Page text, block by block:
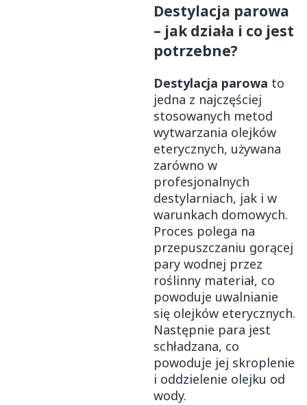
Destylacja parowa
– jak działa i co jest
potrzebne?
Destylacja parowa to
jedna z najczęściej
stosowanych metod
wytwarzania olejków
eterycznych, używana
zarówno w
profesjonalnych
destylarniach, jak i w
warunkach domowych.
Proces polega na
przepuszczaniu gorącej
pary wodnej przez
roślinny materiał, co
powoduje uwalnianie
się olejków eterycznych.
Następnie para jest
schładzana, co
powoduje jej skroplenie
i oddzielenie olejku od
wody.